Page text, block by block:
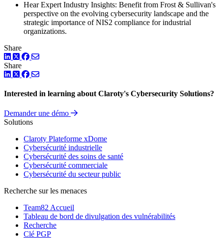
Hear Expert Industry Insights: Benefit from Frost & Sullivan's
perspective on the evolving cybersecurity landscape and the
strategic importance of NIS2 compliance for industrial
organizations.
Share
LinkedIn
TwitterFacebook
Share
LinkedIn
TwitterFacebook
Interested in learning about Claroty's Cybersecurity Solutions?
Demander une démo
Solutions
Claroty Plateforme xDome
Cybersécurité industrielle
Cybersécurité des soins de santé
Cybersécurité commerciale
Cybersécurité du secteur public
Recherche sur les menaces
Team82 Accueil
Tableau de bord de divulgation des vulnérabilités
Recherche
Clé PGP